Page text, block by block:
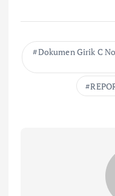
Dokumen Girik C